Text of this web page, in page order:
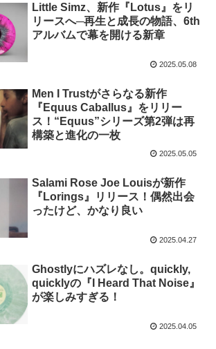
Little Simz、新作『Lotus』をリ
リースへ─再生と成長の物語、6th
アルバムで幕を開ける新章
2025.05.08
Men I Trustがさらなる新作
『Equus Caballus』をリリー
ス！“Equus”シリーズ第2弾は再
構築と進化の一枚
2025.05.05
Salami Rose Joe Louisが新作
『Lorings』リリース！偶然出会
ったけど、かなり良い
2025.04.27
Ghostlyにハズレなし。quickly,
quicklyの『I Heard That Noise』
が楽しみすぎる！
2025.04.05